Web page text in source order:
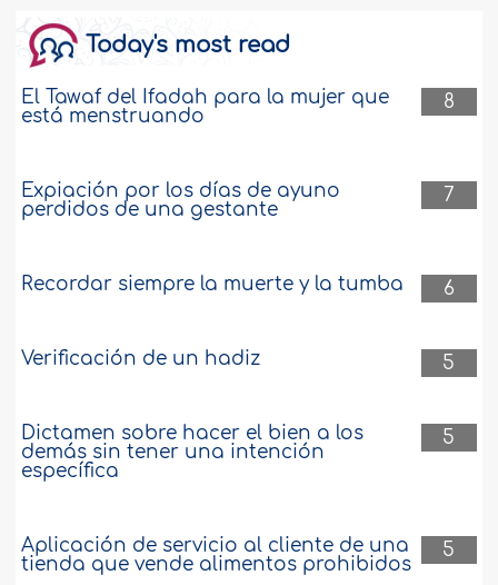
Today's most read
8
El Tawaf del Ifadah para la mujer que
está menstruando
7
Expiación por los días de ayuno
perdidos de una gestante
6
Recordar siempre la muerte y la tumba
5
Verificación de un hadiz
5
Dictamen sobre hacer el bien a los
demás sin tener una intención
específica
5
Aplicación de servicio al cliente de una
tienda que vende alimentos prohibidos